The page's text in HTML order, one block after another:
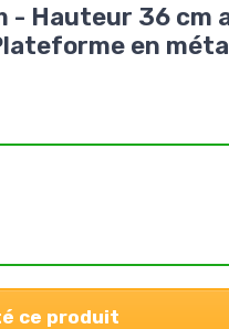
- Hauteur 36 cm
en
ce produit